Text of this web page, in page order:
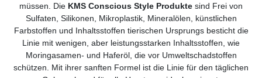
müssen. Die KMS Conscious Style Produkte sind Frei von
Sulfaten, Silikonen, Mikroplastik, Mineralölen, künstlichen
Farbstoffen und Inhaltsstoffen tierischen Ursprungs besticht die
Linie mit wenigen, aber leistungsstarken Inhaltsstoffen, wie
Moringasamen- und Haferöl, die vor Umweltschadstoffen
schützen. Mit ihrer sanften Formel ist die Linie für den täglichen